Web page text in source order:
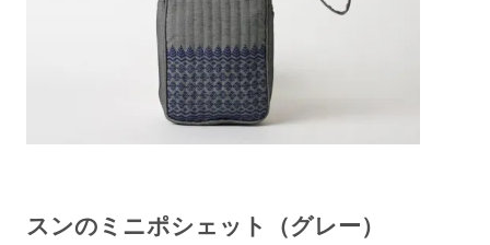
スンのミニポシェット（グレー）